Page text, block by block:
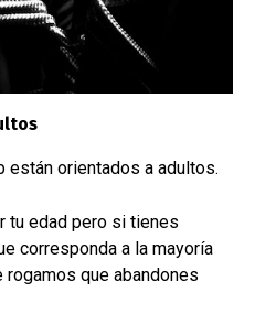
de Privacidad de la Web
están orientados a adultos.
tu edad pero si tienes
corresponda a la mayoría
que abandones